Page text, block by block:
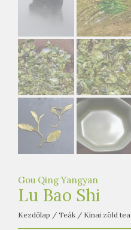
e
a
h
á
z
Gou Qing Yangyan
Lu Bao Shi
Kezdőlap / Teák / Kínai zöld tea